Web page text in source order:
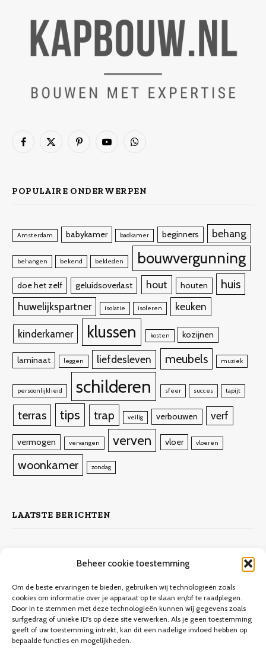
Beheer cookie toestemming
Om de beste ervaringen te bieden, gebruiken wij technologieën zoals
cookies om informatie over je apparaat op te slaan en/of te raadplegen.
Door in te stemmen met deze technologieën kunnen wij gegevens zoals
surfgedrag of unieke ID's op deze site verwerken. Als je geen toestemming
geeft of uw toestemming intrekt, kan dit een nadelige invloed hebben op
bepaalde functies en mogelijkheden.
Facebook
X
PinterestYouTubeWhatsApp
POPULAIRE ONDERWERPEN
Amsterdam babykamer badkamer beginners behang
behangen bekend bekleden bouwvergunning
doe het zelf geluidsoverlast hout houten huis
huwelijkspartner isolatie isoleren keuken
kinderkamer klussen kosten kozijnen
laminaat leggen liefdesleven meubels muziek
persoonlijkheid schilderen sfeer succes tapijt
terras tips trap veilig verbouwen verf
vermogen vervangen verven vloer vloeren
woonkamer zondag
LAATSTE BERICHTEN
Keuken verbouwen op een budget
9 december 2023 9.706Views